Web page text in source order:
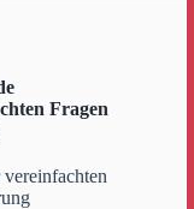
Fragen